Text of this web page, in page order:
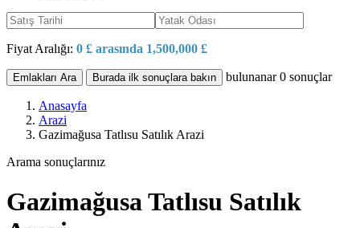
Fiyat Aralığı: 0 £ arasında 1,500,000 £
Emlakları Ara Burada ilk sonuçlara bakın bulunanar0 sonuçlar
Anasayfa
Arazi
Gazimağusa Tatlısu Satılık Arazi
Arama sonuçlarınız
Gazimağusa Tatlısu Satılık